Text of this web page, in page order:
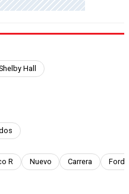
Hall
R Nuevo Carrera Ford